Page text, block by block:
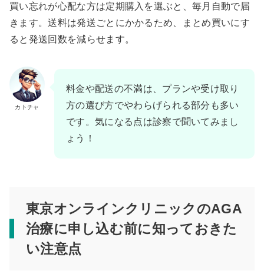
買い忘れが心配な方は定期購入を選ぶと、毎月自動で届
きます。送料は発送ごとにかかるため、まとめ買いにす
ると発送回数を減らせます。
カトチャ
料金や配送の不満は、プランや受け取り
方の選び方でやわらげられる部分も多い
です。気になる点は診察で聞いてみまし
ょう！
東京オンラインクリニックのAGA
治療に申し込む前に知っておきた
い注意点